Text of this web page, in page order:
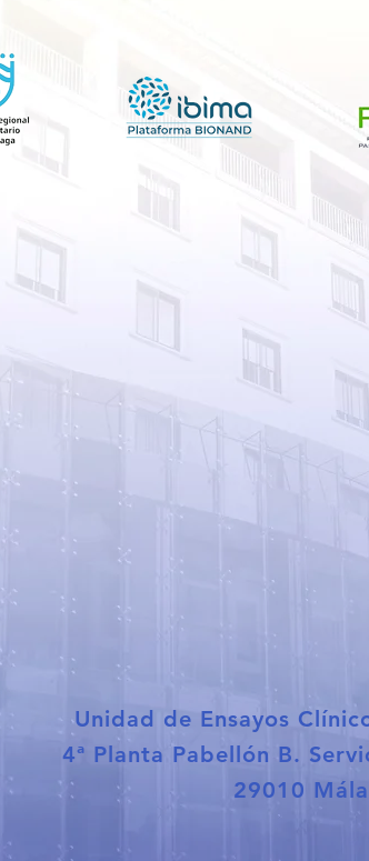
Unidad de Ensayos
4ª Planta Pabellón B.
29010